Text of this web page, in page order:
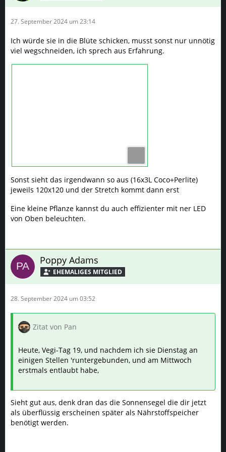
27. September 2024 um 23:14
Ich würde sie in die Blüte schicken, musst sonst nur unnötig
viel wegschneiden, ich sprech aus Erfahrung.
Sonst sieht das irgendwann so aus (16x3L Coco+Perlite)
jeweils 120x120 und der Stretch kommt dann erst
Eine kleine Pflanze kannst du auch effizienter mit ner LED
von Oben beleuchten.
Poppy Adams
28. September 2024 um 03:52
Zitat von Pan
Heute, Vegi-Tag 19, und nachdem ich sie Dienstag an
einigen Stellen 'runtergebunden, und am Mittwoch
erstmals entlaubt habe,
Sieht gut aus, denk dran das die Sonnensegel die dir jetzt
als überflüssig erscheinen später als Nährstoffspeicher
benötigt werden.